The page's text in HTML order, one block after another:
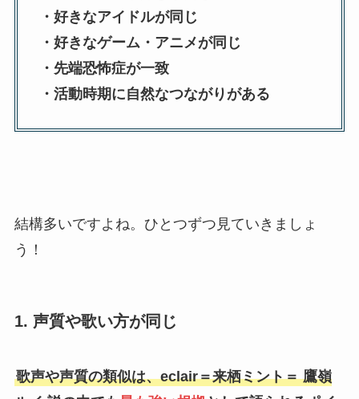
・好きなアイドルが同じ
・好きなゲーム・アニメが同じ
・先端恐怖症が一致
・活動時期に自然なつながりがある
結構多いですよね。ひとつずつ見ていきましょ
う！
1. 声質や歌い方が同じ
歌声や声質の類似は、eclair＝来栖ミント＝ 鷹嶺